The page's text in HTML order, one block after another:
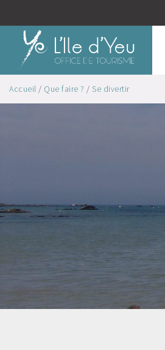
Accueil / Que faire ? / Se divertir